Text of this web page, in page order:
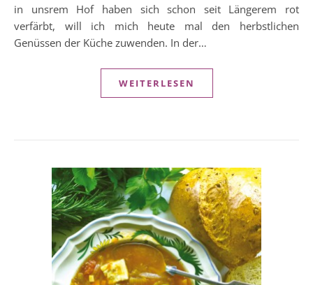
in unsrem Hof haben sich schon seit Längerem rot
verfärbt, will ich mich heute mal den herbstlichen
Genüssen der Küche zuwenden. In der…
WEITERLESEN